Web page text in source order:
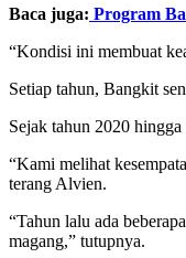
Baca juga: Program
“Kondisi ini membuat
Setiap tahun, Bangkit
Sejak tahun 2020
“Kami melihat
terang Alvien.
“Tahun lalu ada
magang,” tutupnya.